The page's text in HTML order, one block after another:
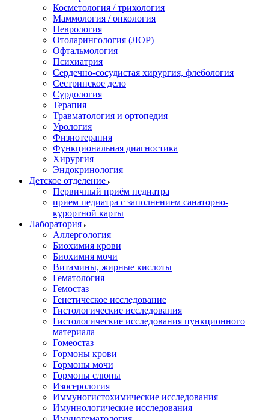
Косметология / трихология
Маммология / онкология
Неврология
Отоларингология (ЛОР)
Офтальмология
Психиатрия
Сердечно-сосудистая хирургия, флебология
Сестринское дело
Сурдология
Терапия
Травматология и ортопедия
Урология
Физиотерапия
Функциональная диагностика
Хирургия
Эндокринология
Детское отделение
Первичный приём педиатра
прием педиатра с заполнением санаторно-
курортной карты
Лаборатория
Аллергология
Биохимия крови
Биохимия мочи
Витамины, жирные кислоты
Гематология
Гемостаз
Генетическое исследование
Гистологические исследования
Гистологические исследования пункционного
материала
Гомеостаз
Гормоны крови
Гормоны мочи
Гормоны слюны
Изосерология
Иммуногистохимические исследования
Имуннологические исследования